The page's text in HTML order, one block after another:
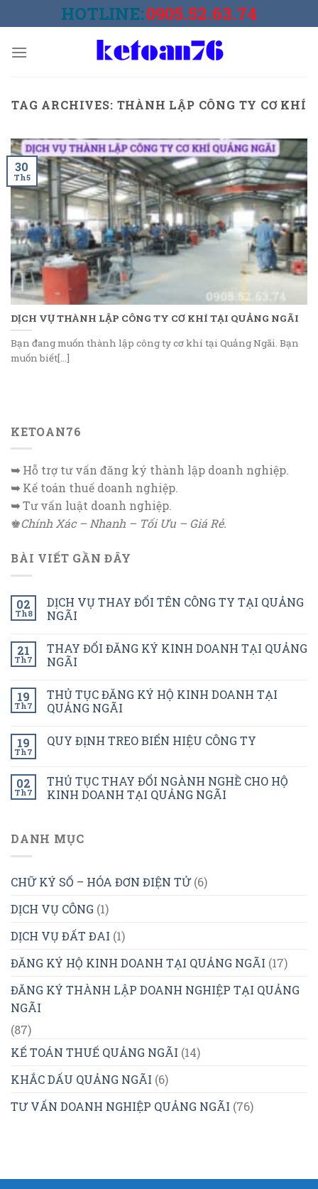
to
HOTLINE:0905.52.63.74
TAG ARCHIVES: THÀNH LẬP CÔNG TY CƠ KHÍ
DỊCH VỤ THÀNH LẬP CÔNG TY CƠ KHÍ TẠI QUẢNG NGÃI
Bạn đang muốn thành lập công ty cơ khí tại Quảng Ngãi. Bạn
muốn biết[...]
30
Th5
KETOAN76
➥Hỗ trợ tư vấn đăng ký thành lập doanh nghiệp.
➥Kế toán thuế doanh nghiệp.
➥Tư vấn luật doanh nghiệp.
♚Chính Xác – Nhanh – Tối Ưu – Giá Rẻ.
BÀI VIẾT GẦN ĐÂY
02
Th8
DỊCH VỤ THAY ĐỔI TÊN CÔNG TY TẠI QUẢNG
NGÃI
21
Th7
THAY ĐỔI ĐĂNG KÝ KINH DOANH TẠI QUẢNG
NGÃI
19
Th7
THỦ TỤC ĐĂNG KÝ HỘ KINH DOANH TẠI
QUẢNG NGÃI
19
Th7
QUY ĐỊNH TREO BIỂN HIỆU CÔNG TY
02
Th7
THỦ TỤC THAY ĐỔI NGÀNH NGHỀ CHO HỘ
KINH DOANH TẠI QUẢNG NGÃI
DANH MỤC
CHỮ KÝ SỐ – HÓA ĐƠN ĐIỆN TỬ(6)
DỊCH VỤ CÔNG (1)
DỊCH VỤ ĐẤT ĐAI (1)
ĐĂNG KÝ HỘ KINH DOANH TẠI QUẢNG NGÃI (17)
ĐĂNG KÝ THÀNH LẬP DOANH NGHIỆP TẠI QUẢNG
NGÃI
(87)
KẾ TOÁN THUẾ QUẢNG NGÃI (14)
KHẮC DẤU QUẢNG NGÃI (6)
TƯ VẤN DOANH NGHIỆP QUẢNG NGÃI (76)